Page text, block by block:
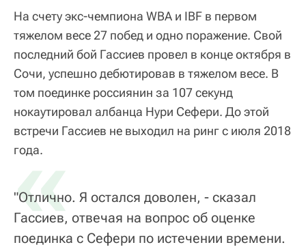
На счету экс-чемпиона WBA и IBF в первом
тяжелом весе 27 побед и одно поражение. Свой
последний бой Гассиев провел в конце октября в
Сочи, успешно дебютировав в тяжелом весе. В
том поединке россиянин за 107 секунд
нокаутировал албанца Нури Сефери. До этой
встречи Гассиев не выходил на ринг с июля 2018
года.
«
"Отлично. Я остался доволен, - сказал
Гассиев, отвечая на вопрос об оценке
поединка с Сефери по истечении времени.